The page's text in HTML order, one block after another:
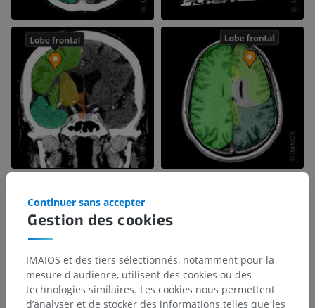
Gestion des cookies
Continuer sans accepter
IMAIOS et des tiers sélectionnés, notamment pour la
mesure d'audience, utilisent des cookies ou des
technologies similaires. Les cookies nous permettent
d’analyser et de stocker des informations telles que les